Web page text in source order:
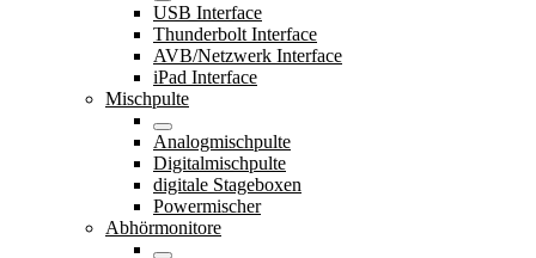
USB Interface
Thunderbolt Interface
AVB/Netzwerk Interface
iPad Interface
Mischpulte
Analogmischpulte
Digitalmischpulte
digitale Stageboxen
Powermischer
Abhörmonitore